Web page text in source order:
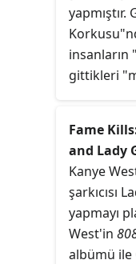
yapmıştır.
insanların
gittikleri
temalara
Fame
and Lady
Kanye
şarkıcısı
yapmayı
West'in
albümü ile